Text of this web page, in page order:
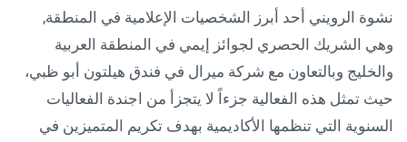
نشوة الرويني أحد أبرز الشخصيات الإعلامية في المنطقة,
وهي الشريك الحصري لجوائز إيمي في المنطقة العربية
والخليج وبالتعاون مع شركة ميرال في فندق هيلتون أبو ظبي،
حيث تمثل هذه الفعالية جزءاً لا يتجزأ من اجندة الفعاليات
السنوية التي تنظمها الأكاديمية بهدف تكريم المتميزين في